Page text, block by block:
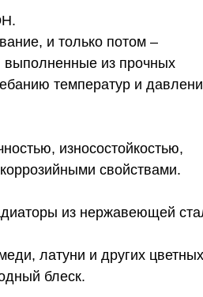
и только потом –
выполненные из прочных
температур и
износостойкостью,
свойствами.
из нержавеющей
латуни и других цветных
блеск.